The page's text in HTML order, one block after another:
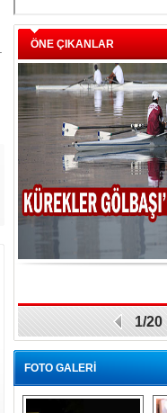
ÖNE ÇIKANLAR
1/20
FOTO GALERİ